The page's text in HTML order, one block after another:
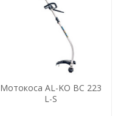
Мотокоса AL-KO BC 223
L-S